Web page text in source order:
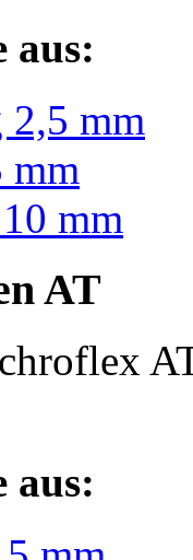
aus:
2,5 mm
mm
mm
AT
aus: